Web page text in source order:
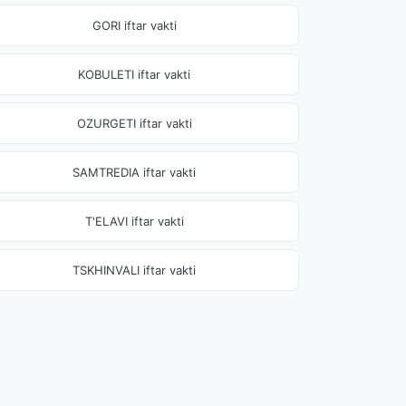
GORI iftar vakti
KOBULETI iftar vakti
OZURGETI iftar vakti
SAMTREDIA iftar vakti
T'ELAVI iftar vakti
TSKHINVALI iftar vakti